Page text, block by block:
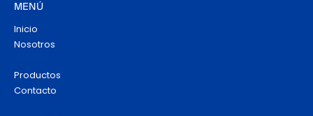
MENÚ
Inicio
Nosotros
Productos
Contacto